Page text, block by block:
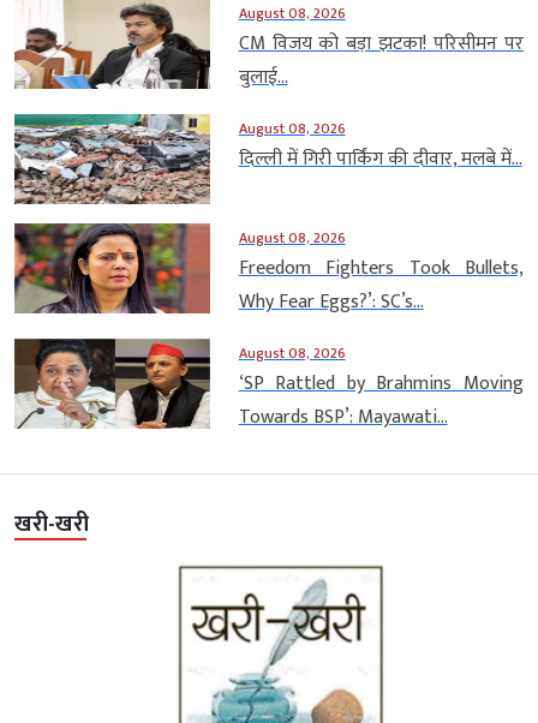
August 08, 2026
CM विजय को बड़ा झटका! परिसीमन पर
बुलाई...
August 08, 2026
दिल्ली में गिरी पार्किंग की दीवार, मलबे में...
August 08, 2026
Freedom Fighters Took Bullets,
Why Fear Eggs?’: SC’s...
August 08, 2026
‘SP Rattled by Brahmins Moving
Towards BSP’: Mayawati...
खरी-खरी